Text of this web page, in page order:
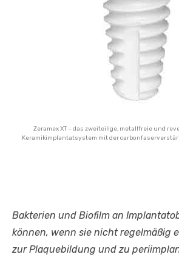
Zeramex XT – das zweiteilige, metallfreie und
Keramikimplantatsystem mit der
Bakterien und Biofilm an
können, wenn sie nicht regelmäßig
zur Plaquebildung und zu